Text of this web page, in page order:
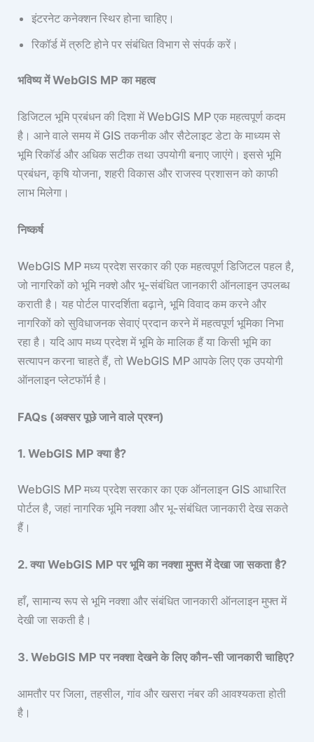
इंटरनेट कनेक्शन स्थिर होना चाहिए।
रिकॉर्ड में त्रुटि होने पर संबंधित विभाग से संपर्क करें।
भविष्य में WebGIS MP का महत्व
डिजिटल भूमि प्रबंधन की दिशा में WebGIS MP एक महत्वपूर्ण कदम
है। आने वाले समय में GIS तकनीक और सैटेलाइट डेटा के माध्यम से
भूमि रिकॉर्ड और अधिक सटीक तथा उपयोगी बनाए जाएंगे। इससे भूमि
प्रबंधन, कृषि योजना, शहरी विकास और राजस्व प्रशासन को काफी
लाभ मिलेगा।
निष्कर्ष
WebGIS MP मध्य प्रदेश सरकार की एक महत्वपूर्ण डिजिटल पहल है,
जो नागरिकों को भूमि नक्शे और भू-संबंधित जानकारी ऑनलाइन उपलब्ध
कराती है। यह पोर्टल पारदर्शिता बढ़ाने, भूमि विवाद कम करने और
नागरिकों को सुविधाजनक सेवाएं प्रदान करने में महत्वपूर्ण भूमिका निभा
रहा है। यदि आप मध्य प्रदेश में भूमि के मालिक हैं या किसी भूमि का
सत्यापन करना चाहते हैं, तो WebGIS MP आपके लिए एक उपयोगी
ऑनलाइन प्लेटफॉर्म है।
FAQs (अक्सर पूछे जाने वाले प्रश्न)
1. WebGIS MP क्या है?
WebGIS MP मध्य प्रदेश सरकार का एक ऑनलाइन GIS आधारित
पोर्टल है, जहां नागरिक भूमि नक्शा और भू-संबंधित जानकारी देख सकते
हैं।
2. क्या WebGIS MP पर भूमि का नक्शा मुफ्त में देखा जा सकता है?
हाँ, सामान्य रूप से भूमि नक्शा और संबंधित जानकारी ऑनलाइन मुफ्त में
देखी जा सकती है।
3. WebGIS MP पर नक्शा देखने के लिए कौन-सी जानकारी चाहिए?
आमतौर पर जिला, तहसील, गांव और खसरा नंबर की आवश्यकता होती
है।